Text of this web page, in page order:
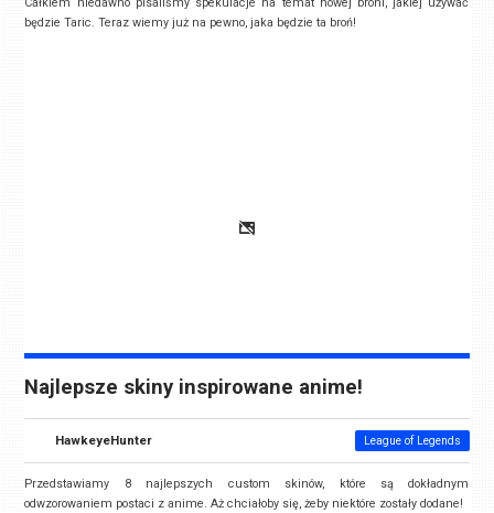
będzie Taric. Teraz wiemy już na pewno, jaka będzie ta broń!
Najlepsze skiny inspirowane anime!
HawkeyeHunter League of Legends
Przedstawiamy 8 najlepszych custom skinów, które są dokładnym
odwzorowaniem postaci z anime. Aż chciałoby się, żeby niektóre zostały dodane!